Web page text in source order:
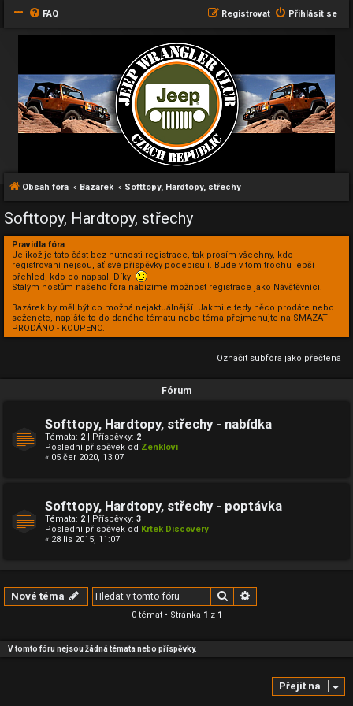
FAQ Přihlásit se
Registrovat
Obsah fóra Bazárek Softtopy, Hardtopy, střechy
Softtopy, Hardtopy, střechy
Pravidla fóra
Jelikož je tato část bez nutnosti registrace, tak prosím všechny, kdo
registrovaní nejsou, ať své příspěvky podepisují. Bude v tom trochu lepší
přehled, kdo co napsal. Díky!
Stálým hostům našeho fóra nabízíme možnost registrace jako Návštěvníci.
Bazárek by měl být co možná nejaktuálnější. Jakmile tedy něco prodáte nebo
seženete, napište to do daného tématu nebo téma přejmenujte na SMAZAT -
PRODÁNO - KOUPENO.
Označit subfóra jako přečtená
Fórum
Softtopy, Hardtopy, střechy - nabídka
Témata: 2 | Příspěvky: 2
Poslední příspěvek od Zenklovi
« 05 čer 2020, 13:07
Softtopy, Hardtopy, střechy - poptávka
Témata: 2 | Příspěvky: 3
Poslední příspěvek od Krtek Discovery
« 28 lis 2015, 11:07
Nové téma Hledat
0 témat • Stránka 1 z 1
V tomto fóru nejsou žádná témata nebo příspěvky.
Přejít na